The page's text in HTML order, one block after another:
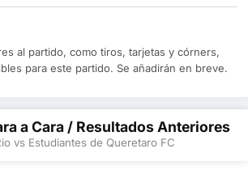
al partido, como tiros, tarjetas y córners,
para este partido. Se añadirán en breve.
a Cara / Resultados Anteriores
vs Estudiantes de Queretaro FC